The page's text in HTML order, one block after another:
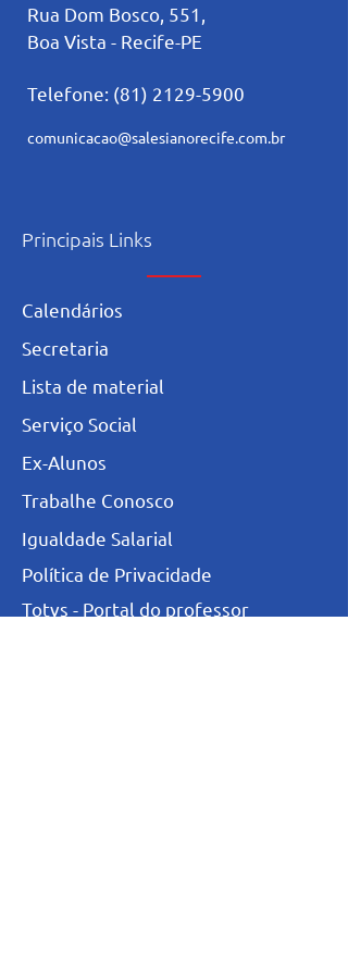
Rua Dom Bosco, 551,
Boa Vista - Recife-PE
Telefone: (81) 2129-5900
comunicacao@salesianorecife.com.br
Principais Links
Calendários
Secretaria
L ista de material
Serviço Social
Ex-Alunos
Trabalhe Conosco
Igualdade Salarial
Política de Privacidade
Totvs - Portal do professor